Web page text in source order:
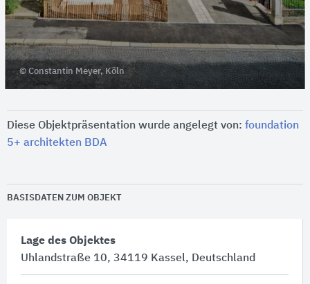
© Constantin Meyer, Köln
Diese Objektpräsentation wurde angelegt von: foundation
5+ architekten BDA
BASISDATEN ZUM OBJEKT
Lage des Objektes
Uhlandstraße 10, 34119 Kassel, Deutschland